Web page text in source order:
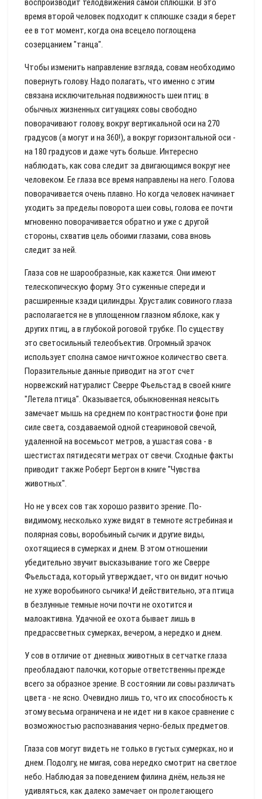
воспроизводит телодвижения самой сплюшки. В это
время второй человек подходит к сплюшке сзади я берет
ее в тот момент, когда она всецело поглощена
созерцанием "танца".
Чтобы изменить направление взгляда, совам необходимо
повернуть голову. Надо полагать, что именно с этим
связана исключительная подвижность шеи птиц: в
обычных жизненных ситуациях совы свободно
поворачивают голову, вокруг вертикальной оси на 270
градусов (а могут и на 360!), а вокруг горизонтальной оси -
на 180 градусов и даже чуть больше. Интересно
наблюдать, как сова следит за двигающимся вокруг нее
человеком. Ее глаза все время направлены на него. Голова
поворачивается очень плавно. Но когда человек начинает
уходить за пределы поворота шеи совы, голова ее почти
мгновенно поворачивается обратно и уже с другой
стороны, схватив цель обоими глазами, сова вновь
следит за ней.
Глаза сов не шарообразные, как кажется. Они имеют
телескопическую форму. Это суженные спереди и
расширенные кзади цилиндры. Хрусталик совиного глаза
располагается не в уплощенном глазном яблоке, как у
других птиц, а в глубокой роговой трубке. По существу
это светосильный телеобъектив. Огромный зрачок
использует сполна самое ничтожное количество света.
Поразительные данные приводит на этот счет
норвежский натуралист Сверре Фьельстад в своей книге
"Летела птица". Оказывается, обыкновенная неясыть
замечает мышь на среднем по контрастности фоне при
силе света, создаваемой одной стеариновой свечой,
удаленной на восемьсот метров, а ушастая сова - в
шестистах пятидесяти метрах от свечи. Сходные факты
приводит также Роберт Бертон в книге "Чувства
животных".
Но не у всех сов так хорошо развито зрение. По-
видимому, несколько хуже видят в темноте ястребиная и
полярная совы, воробьиный сычик и другие виды,
охотящиеся в сумерках и днем. В этом отношении
убедительно звучит высказывание того же Сверре
Фьельстада, который утверждает, что он видит ночью
не хуже воробьиного сычика! И действительно, эта птица
в безлунные темные ночи почти не охотится и
малоактивна. Удачной ее охота бывает лишь в
предрассветных сумерках, вечером, а нередко и днем.
У сов в отличие от дневных животных в сетчатке глаза
преобладают палочки, которые ответственны прежде
всего за образное зрение. В состоянии ли совы различать
цвета - не ясно. Очевидно лишь то, что их способность к
этому весьма ограничена и не идет ни в какое сравнение с
возможностью распознавания черно-белых предметов.
Глаза сов могут видеть не только в густых сумерках, но и
днем. Подолгу, не мигая, сова нередко смотрит на светлое
небо. Наблюдая за поведением филина днём, нельзя не
удивляться, как далеко замечает он пролетающего